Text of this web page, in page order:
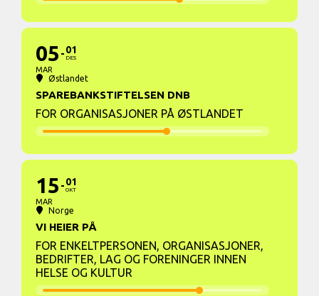
05
MAR
01
DES
Østlandet
SPAREBANKSTIFTELSEN DNB
FOR ORGANISASJONER PÅ ØSTLANDET
15
MAR
01
OKT
Norge
VI HEIER PÅ
FOR ENKELTPERSONEN, ORGANISASJONER,
BEDRIFTER, LAG OG FORENINGER INNEN
HELSE OG KULTUR